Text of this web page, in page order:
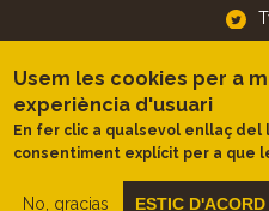
Usem les cookies per a
experiència d'usuari
En fer clic a qualsevol enllaç
consentiment explícit per a que
No, gracias ESTIC D'ACORD